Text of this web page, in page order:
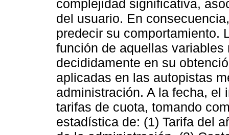
complejidad significativa,
del usuario. En
predecir su comportamiento.
función de aquellas
decididamente en su
aplicadas en las autopistas
administración. A la fecha, el
tarifas de cuota, tomando
estadística de: (1) Tarifa del